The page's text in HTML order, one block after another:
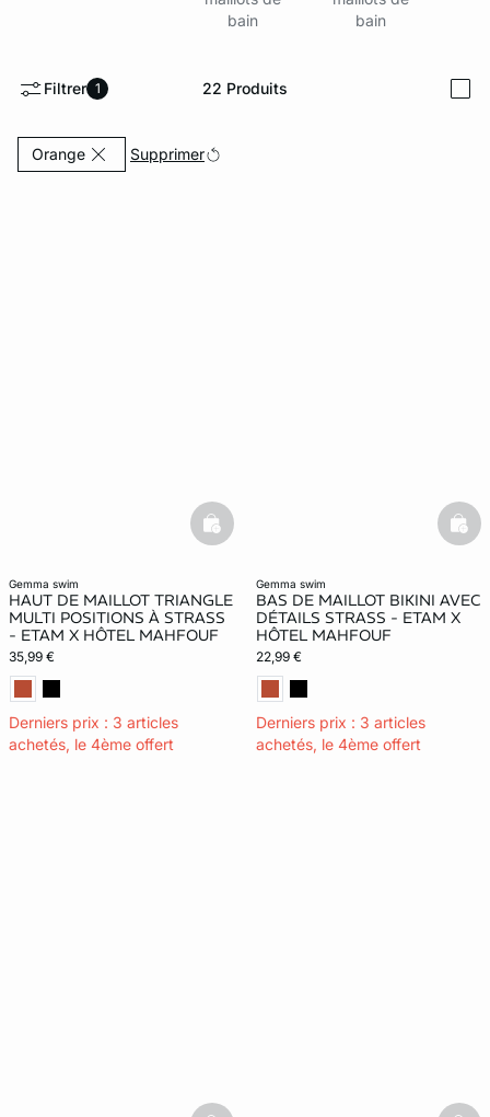
bain
bain
Filtrer 1 22 Produits
OrangeActuellement affiné par Couleurs: Orange
Supprimer
gemma swim
HAUT DE MAILLOT TRIANGLE
MULTI POSITIONS À STRASS
- ETAM X HÔTEL MAHFOUF
35,99 €
Derniers prix : 3 articles
achetés, le 4ème offert
basketfull
gemma swim
BAS DE MAILLOT BIKINI AVEC
DÉTAILS STRASS - ETAM X
HÔTEL MAHFOUF
22,99 €
Derniers prix : 3 articles
achetés, le 4ème offert